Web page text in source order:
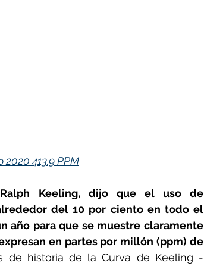
413.9 PPM
Ralph Keeling, dijo que el uso de
del 10 por ciento en todo el
año para que se muestre claramente
en partes por millón (ppm) de
de historia de la Curva de Keeling -